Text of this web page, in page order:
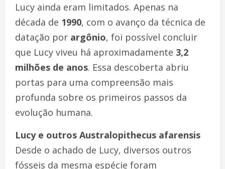
Lucy ainda eram limitados. Apenas na
década de 1990, com o avanço da técnica de
datação por argônio, foi possível concluir
que Lucy viveu há aproximadamente 3,2
milhões de anos. Essa descoberta abriu
portas para uma compreensão mais
profunda sobre os primeiros passos da
evolução humana.
Lucy e outros Australopithecus afarensis
Desde o achado de Lucy, diversos outros
fósseis da mesma espécie foram